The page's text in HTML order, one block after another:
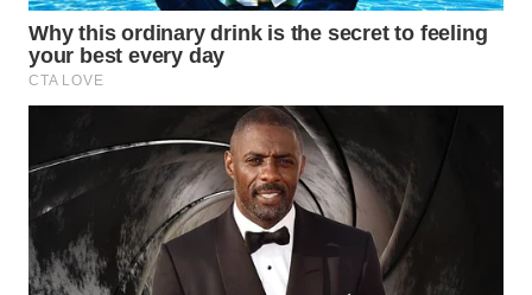
KARAWANG
WN
BEKASI
WN
BOGOR
WN
DEPOK